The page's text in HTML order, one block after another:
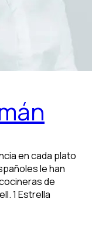
en cada plato
le han
de
1 Estrella